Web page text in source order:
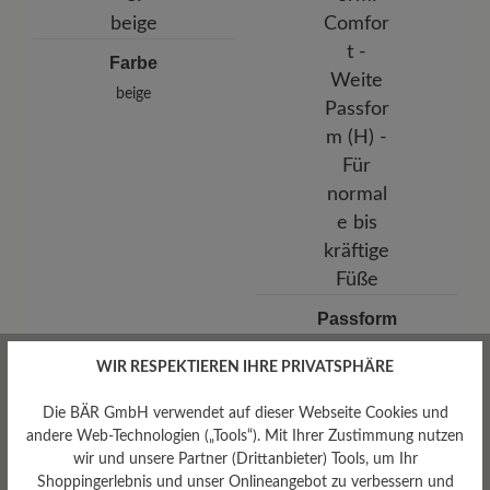
office@fganter.com
Farbe
beige
Passform
(H) - Für normale bis kräftige
WIR RESPEKTIEREN IHRE PRIVATSPHÄRE
Die BÄR GmbH verwendet auf dieser Webseite Cookies und
andere Web-Technologien („Tools“). Mit Ihrer Zustimmung nutzen
wir und unsere Partner (Drittanbieter) Tools, um Ihr
Shoppingerlebnis und unser Onlineangebot zu verbessern und